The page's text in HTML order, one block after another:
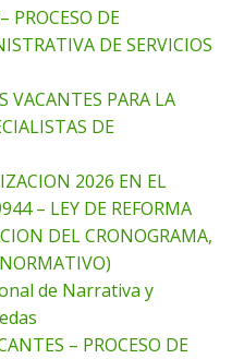
PROCESO DE
DE SERVICIOS
VACANTES PARA LA
DE
2026 EN EL
– LEY DE REFORMA
DEL CRONOGRAMA,
de Narrativa y
– PROCESO DE